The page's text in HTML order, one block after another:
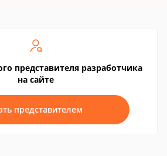
представителя разработчика
на сайте
представителем